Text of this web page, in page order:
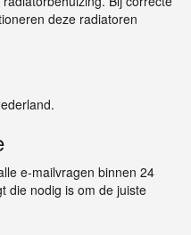
deze radiatoren
e-mailvragen binnen 24
die nodig is om de juiste